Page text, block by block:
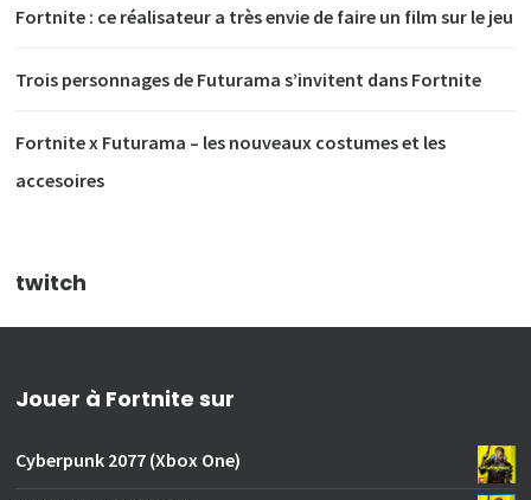
Fortnite : ce réalisateur a très envie de faire un film sur le jeu
Trois personnages de Futurama s’invitent dans Fortnite
Fortnite x Futurama – les nouveaux costumes et les
accesoires
twitch
Jouer à Fortnite sur
Cyberpunk 2077 (Xbox One)